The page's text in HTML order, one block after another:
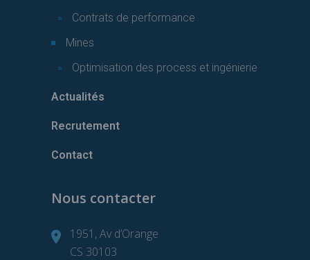
Contrats de performance
Mines
Optimisation des process et ingénierie
Actualités
Recrutement
Contact
Nous contacter
1951, Av d’Orange
CS 30103